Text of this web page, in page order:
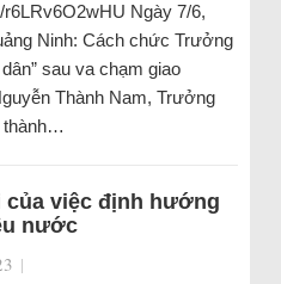
Ngày 7/6,
Ninh: Cách chức Trưởng
sau va chạm giao
Thành Nam, Trưởng
thành…
của việc định hướng
nước
|